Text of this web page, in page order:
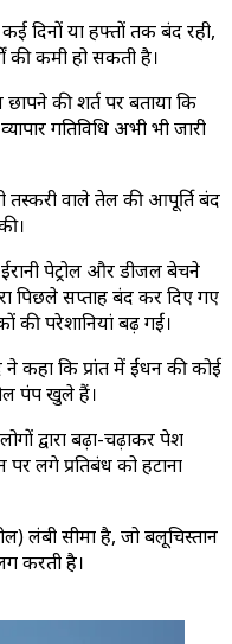
दिनों या हफ्तों तक बंद रही,
की कमी हो सकती है।
की शर्त पर बताया कि
गतिविधि अभी भी जारी
तस्करी वाले तेल की आपूर्ति बंद
पेट्रोल और डीजल बेचने
पिछले सप्ताह बंद कर दिए गए
की परेशानियां बढ़ गईं।
ने कहा कि प्रांत में ईंधन की कोई
पंप खुले हैं।
द्वारा बढ़ा-चढ़ाकर पेश
पर लगे प्रतिबंध को हटाना
लंबी सीमा है, जो बलूचिस्तान
करती है।